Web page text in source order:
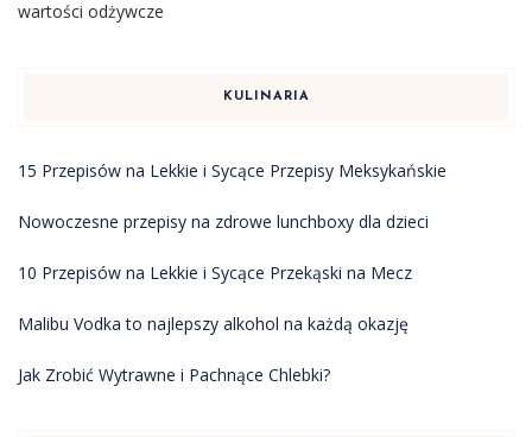
wartości odżywcze
KULINARIA
15 Przepisów na Lekkie i Sycące Przepisy Meksykańskie
Nowoczesne przepisy na zdrowe lunchboxy dla dzieci
10 Przepisów na Lekkie i Sycące Przekąski na Mecz
Malibu Vodka to najlepszy alkohol na każdą okazję
Jak Zrobić Wytrawne i Pachnące Chlebki?